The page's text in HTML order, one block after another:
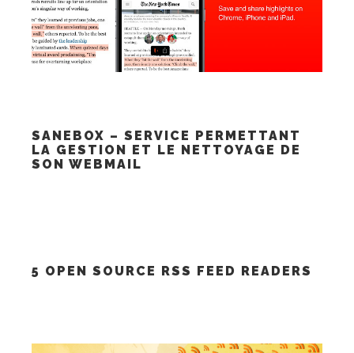
SANEBOX – SERVICE PERMETTANT
LA GESTION ET LE NETTOYAGE DE
SON WEBMAIL
5 OPEN SOURCE RSS FEED READERS